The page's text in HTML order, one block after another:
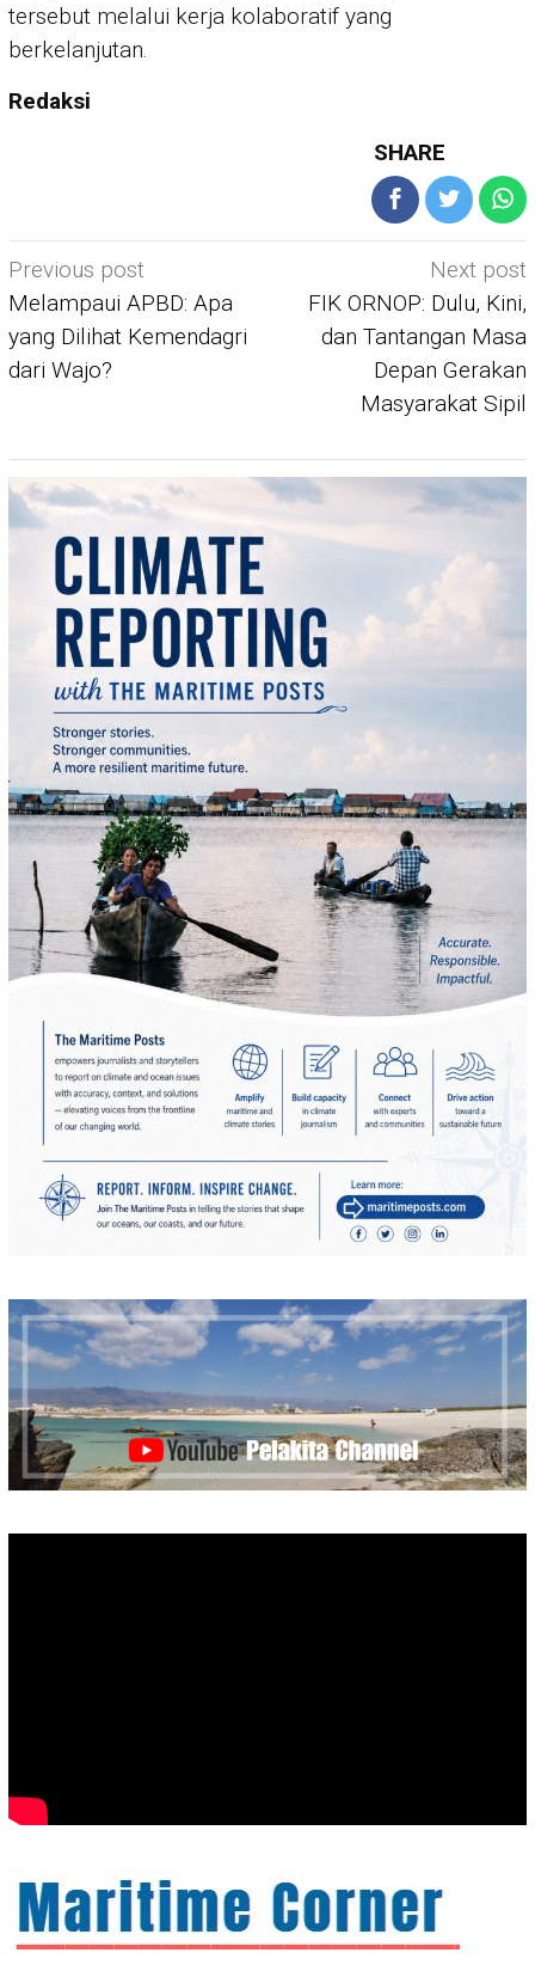
tersebut melalui kerja kolaboratif yang
berkelanjutan.
Redaksi
SHARE
Post
navigation
Previous post
Melampaui APBD: Apa
yang Dilihat Kemendagri
dari Wajo?
Next post
FIK ORNOP: Dulu, Kini,
dan Tantangan Masa
Depan Gerakan
Masyarakat Sipil